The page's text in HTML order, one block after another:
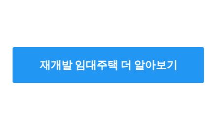
재개발 임대주택 더 알아보기